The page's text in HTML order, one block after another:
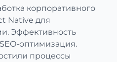
корпоративного
Native для
Эффективность
оптимизация.
процессы